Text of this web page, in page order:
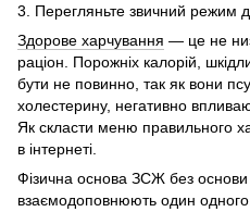
3. Перегляньте звичний режим
Здорове харчування — це не
раціон. Порожніх калорій,
бути не повинно, так як вони
холестерину, негативно
Як скласти меню правильного
в інтернеті.
Фізична основа ЗСЖ без основи
взаємодоповнюють один